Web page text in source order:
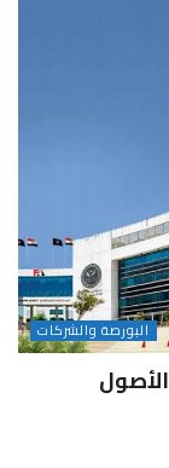
البورصة والشركات
الأصول